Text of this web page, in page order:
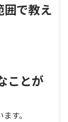
で教え
ことが
す。